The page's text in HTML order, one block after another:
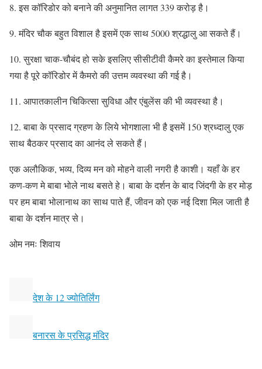
8. इस कॉरिडोर को बनाने की अनुमानित लागत 339 करोड़ है।
9. मंदिर चौक बहुत विशाल है इसमें एक साथ 5000 श्रद्धालु आ सकते हैं।
10. सुरक्षा चाक-चौबंद हो सके इसलिए सीसीटीवी कैमरे का इस्तेमाल किया
गया है पूरे कॉरिडोर में कैमरो की उत्तम व्यवस्था की गई है।
11. आपातकालीन चिकित्सा सुविधा और एंबुलेंस की भी व्यवस्था है।
12. बाबा के प्रसाद ग्रहण के लिये भोगशाला भी है इसमें 150 श्रध्दालु एक
साथ बैठकर प्रसाद का आनंद ले सकते हैं।
एक अलौकिक, भव्य, दिव्य मन को मोहने वाली नगरी है काशी। यहाँ के हर
कण-कण मे बाबा भोले नाथ बसते हे। बाबा के दर्शन के बाद जिंदगी के हर मोड़
पर हम बाबा भोलानाथ का साथ पाते हैं, जीवन को एक नई दिशा मिल जाती है
बाबा के दर्शन मात्र से।
ओम नमः शिवाय
देश के 12 ज्योतिर्लिंग
बनारस के प्रसिद्ध मंदिर